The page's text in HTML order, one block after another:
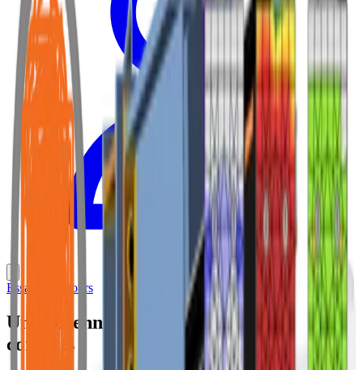
Essai de 14 jours
Une décennie de création des assemblages
corrects